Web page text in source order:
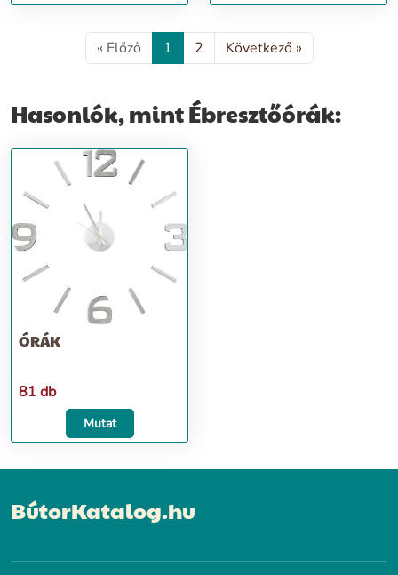
« Előző 1 2 Következő »
Hasonlók, mint Ébresztőórák:
ÓRÁK
81 db
Mutat
BútorKatalog.hu